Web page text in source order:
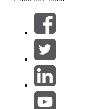
Filtros (0)
SELECIONAR FILTROS
Área de produtos